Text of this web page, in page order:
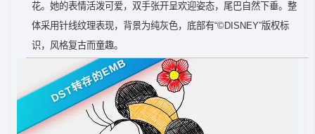
花。她的表情活泼可爱，双手张开呈欢迎姿态，尾巴自然下垂。整
体采用针线纹理表现，背景为纯灰色，底部有“©DISNEY”版权标
识，风格复古而童趣。
DST转存的EMB